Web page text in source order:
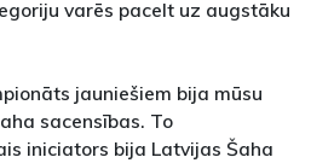
varēs pacelt uz augstāku
jauniešiem bija mūsu
sacensības. To
iniciators bija Latvijas Šaha